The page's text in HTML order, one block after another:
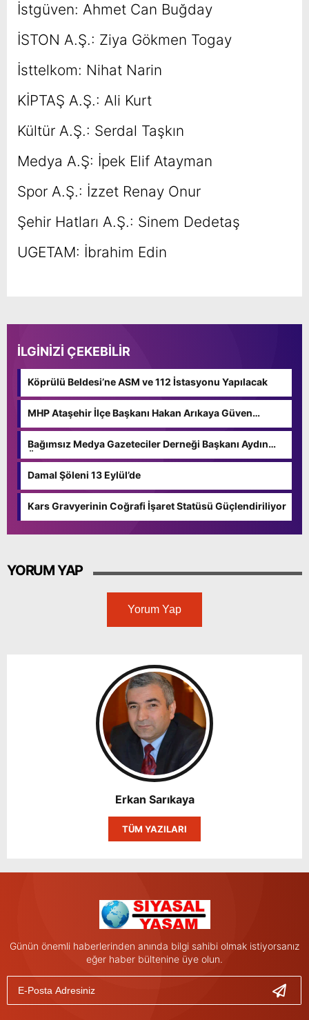
İstgüven: Ahmet Can Buğday
İSTON A.Ş.: Ziya Gökmen Togay
İsttelkom: Nihat Narin
KİPTAŞ A.Ş.: Ali Kurt
Kültür A.Ş.: Serdal Taşkın
Medya A.Ş: İpek Elif Atayman
Spor A.Ş.: İzzet Renay Onur
Şehir Hatları A.Ş.: Sinem Dedetaş
UGETAM: İbrahim Edin
İLGİNİZİ ÇEKEBİLİR
Köprülü Beldesi’ne ASM ve 112 İstasyonu Yapılacak
MHP Ataşehir İlçe Başkanı Hakan Arıkaya Güven
Bağımsız Medya Gazeteciler Derneği Başkanı Aydın
Özgün Güven Tazeledi
Damal Şöleni 13 Eylül’de
Kars Gravyerinin Coğrafi İşaret Statüsü Güçlendiriliyor
YORUM YAP
Yorum Yap
Erkan Sarıkaya
TÜM YAZILARI
Günün önemli haberlerinden anında bilgi sahibi olmak istiyorsanız
eğer haber bültenine üye olun.